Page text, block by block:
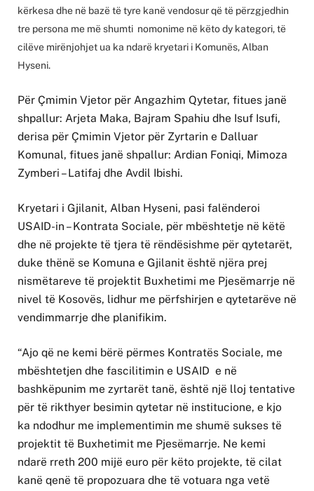
kërkesa dhe në bazë të tyre kanë vendosur që të përzgjedhin
tre persona me më shumti nomonime në këto dy kategori, të
cilëve mirënjohjet ua ka ndarë kryetari i Komunës, Alban
Hyseni.
Për Çmimin Vjetor për Angazhim Qytetar, fitues janë
shpallur: Arjeta Maka, Bajram Spahiu dhe Isuf Isufi,
derisa për Çmimin Vjetor për Zyrtarin e Dalluar
Komunal, fitues janë shpallur: Ardian Foniqi, Mimoza
Zymberi – Latifaj dhe Avdil Ibishi.
Kryetari i Gjilanit, Alban Hyseni, pasi falënderoi
USAID-in – Kontrata Sociale, për mbështetje në këtë
dhe në projekte të tjera të rëndësishme për qytetarët,
duke thënë se Komuna e Gjilanit është njëra prej
nismëtareve të projektit Buxhetimi me Pjesëmarrje në
nivel të Kosovës, lidhur me përfshirjen e qytetarëve në
vendimmarrje dhe planifikim.
“Ajo që ne kemi bërë përmes Kontratës Sociale, me
mbështetjen dhe fascilitimin e USAID e në
bashkëpunim me zyrtarët tanë, është një lloj tentative
për të rikthyer besimin qytetar në institucione, e kjo
ka ndodhur me implementimin me shumë sukses të
projektit të Buxhetimit me Pjesëmarrje. Ne kemi
ndarë rreth 200 mijë euro për këto projekte, të cilat
kanë qenë të propozuara dhe të votuara nga vetë